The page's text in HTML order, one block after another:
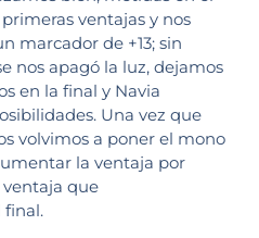
ventajas y nos
marcador de +13; sin
nos apagó la luz, dejamos
en la final y Navia
Una vez que
volvimos a poner el mono
la ventaja por
ventaja que
final.